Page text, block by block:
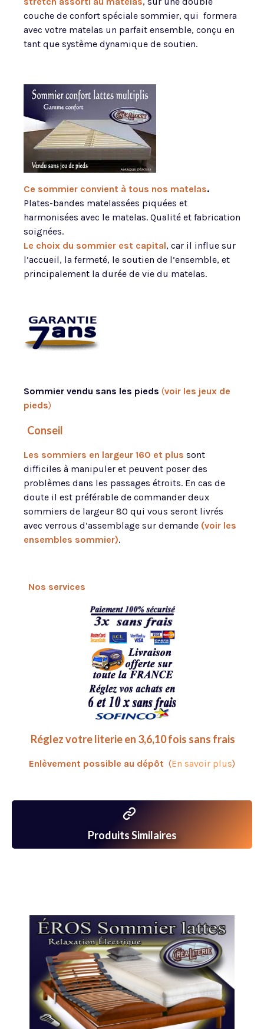
couche de confort spéciale sommier, qui formera
avec votre matelas un parfait ensemble, conçu en
tant que système dynamique de soutien.
Ce sommier convient à tous nos matelas.
Plates-bandes matelassées piquées et
harmonisées avec le matelas. Qualité et fabrication
soignées.
Le choix du sommier est capital, car il influe sur
l’accueil, la fermeté, le soutien de l’ensemble, et
principalement la durée de vie du matelas.
Sommier vendu sans les pieds (voir les jeux de
pieds)
Conseil
Les sommiers en largeur 160 et plus sont
difficiles à manipuler et peuvent poser des
problèmes dans les passages étroits. En cas de
doute il est préférable de commander deux
sommiers de largeur 80 qui vous seront livrés
avec verrous d’assemblage sur demande (voir les
ensembles sommier).
Nos services
Réglez votre literie en 3,6,10 fois sans frais
Enlèvement possible au dépôt (En savoir plus)
Produits Similaires